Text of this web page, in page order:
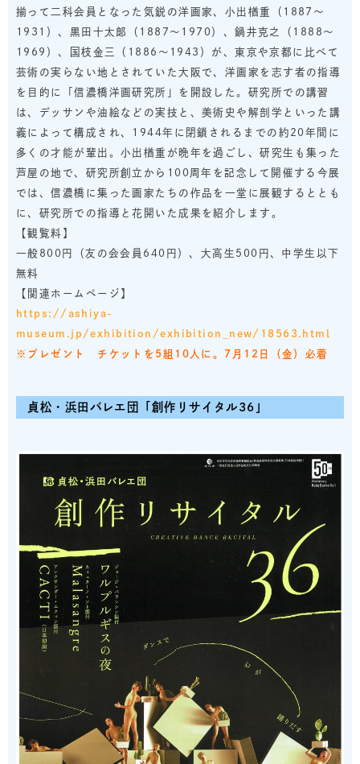
揃って二科会員となった気鋭の洋画家、小出楢重（1887〜
1931）、黒田十太郞（1887〜1970）、鍋井克之（1888〜
1969）、国枝金三（1886〜1943）が、東京や京都に比べて
芸術の実らない地とされていた大阪で、洋画家を志す者の指導
を目的に「信濃橋洋画研究所」を開設した。研究所での講習
は、デッサンや油絵などの実技と、美術史や解剖学といった講
義によって構成され、1944年に閉鎖されるまでの約20年間に
多くの才能が輩出。小出楢重が晩年を過ごし、研究生も集った
芦屋の地で、研究所創立から100周年を記念して開催する今展
では、信濃橋に集った画家たちの作品を一堂に展観するととも
に、研究所での指導と花開いた成果を紹介します。
【観覧料】
一般800円（友の会会員640円）、大高生500円、中学生以下
無料
【関連ホームページ】
https://ashiya-
museum.jp/exhibition/exhibition_new/18563.html
※プレゼント チケットを5組10人に。7月12日（金）必着
貞松・浜田バレエ団「 創作リサイタル36」